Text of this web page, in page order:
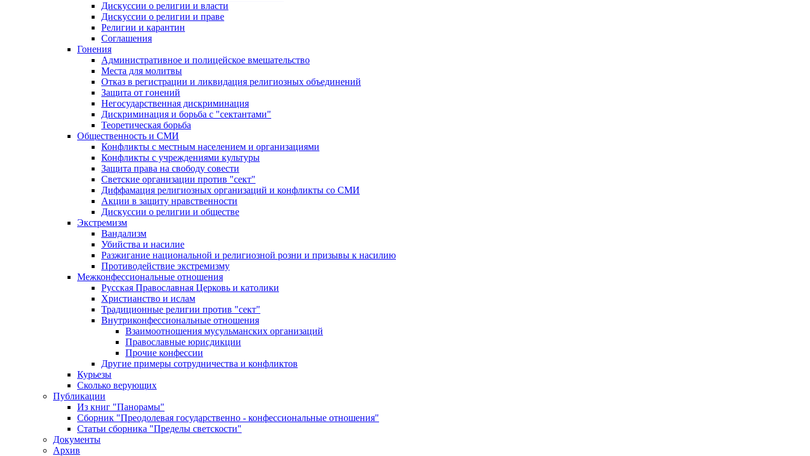
Дискуссии о религии и власти
Дискуссии о религии и праве
Религии и карантин
Соглашения
Гонения
Административное и полицейское вмешательство
Места для молитвы
Отказ в регистрации и ликвидация религиозных объединений
Защита от гонений
Негосударственная дискриминация
Дискриминация и борьба с "сектантами"
Теоретическая борьба
Общественность и СМИ
Конфликты с местным населением и организациями
Конфликты с учреждениями культуры
Защита права на свободу совести
Светские организации против "сект"
Диффамация религиозных организаций и конфликты со СМИ
Акции в защиту нравственности
Дискуссии о религии и обществе
Экстремизм
Вандализм
Убийства и насилие
Разжигание национальной и религиозной розни и призывы к насилию
Противодействие экстремизму
Межконфессиональные отношения
Русская Православная Церковь и католики
Христианство и ислам
Традиционные религии против "сект"
Внутриконфессиональные отношения
Взаимоотношения мусульманских организаций
Православные юрисдикции
Прочие конфессии
Другие примеры сотрудничества и конфликтов
Курьезы
Сколько верующих
Публикации
Из книг "Панорамы"
Сборник "Преодолевая государственно - конфессиональные отношения"
Статьи сборника "Пределы светскости"
Документы
Архив